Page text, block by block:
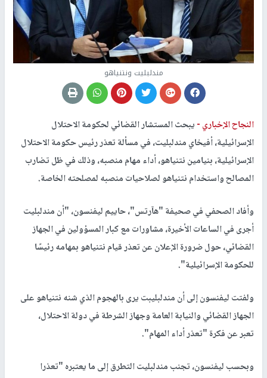
مندلبليت ونتنياهو
النجاح الإخباري -يبحث المستشار القضائي لحكومة الاحتلال
الإسرائيلية، أفيخاي مندلبليت، في مسألة تعذر رئيس حكومة الاحتلال
الإسرائيلية، بنيامين نتنياهو، أداء مهام منصبه، وذلك في ظل تضارب
المصالح واستخدام نتنياهو لصلاحيات منصبه لمصلحته الخاصة.
وأفاد الصحفي في صحيفة "هآرتس"، حاييم ليفنسون، "أن مندلبليت
أجرى في الساعات الأخيرة، مشاورات مع كبار المسؤولين في الجهاز
القضائي، حول ضرورة الإعلان عن تعذر قيام نتنياهو بمهامه رئيسًا
للحكومة الإسرائيلية".
ولفتت ليفنسون إلى أن مندلبليبت يرى بالهجوم الذي شنه نتنياهو على
الجهاز القضائي والنيابة العامة وجهاز الشرطة في دولة الاحتلال،
تعبر عن فكرة "تعذر أداء المهام".
وبحسب ليفنسون، تجنب مندلبليت التطرق إلى ما يعتبره "تعذرا